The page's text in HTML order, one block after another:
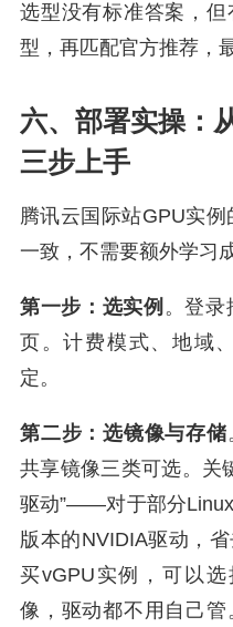
选型没有标准答案，
型，再匹配官方推荐，
六、部署实操：
三步上手
腾讯云国际站GPU实
一致，不需要额外学习
第一步：选实例 。登录
页。计费模式、地域
定。
第二步：选镜像与存储
共享镜像三类可选。关
驱动”——对于部分
版本的NVIDIA驱动，
买vGPU实例，可以
像，驱动都不用自己